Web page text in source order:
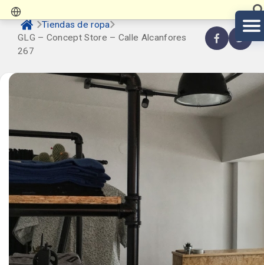
Tiendas de ropa
GLG – Concept Store – Calle Alcanfores
267